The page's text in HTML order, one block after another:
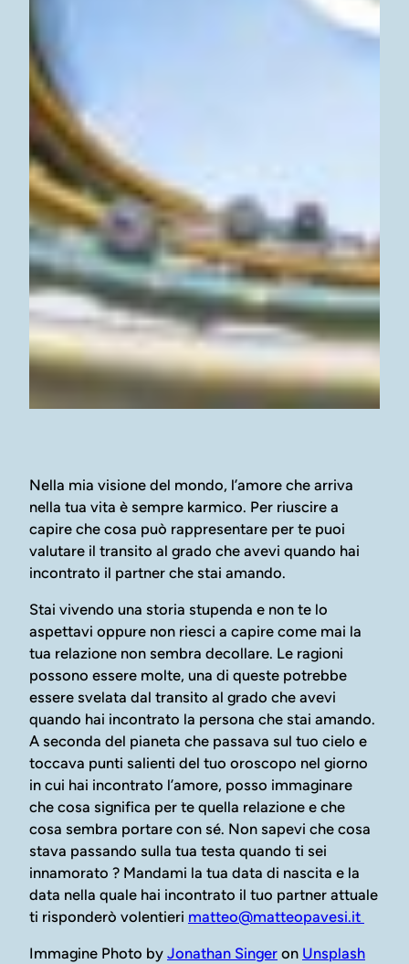
Nella mia visione del mondo, l’amore che arriva
nella tua vita è sempre karmico. Per riuscire a
capire che cosa può rappresentare per te puoi
valutare il transito al grado che avevi quando hai
incontrato il partner che stai amando.
Stai vivendo una storia stupenda e non te lo
aspettavi oppure non riesci a capire come mai la
tua relazione non sembra decollare. Le ragioni
possono essere molte, una di queste potrebbe
essere svelata dal transito al grado che avevi
quando hai incontrato la persona che stai amando.
A seconda del pianeta che passava sul tuo cielo e
toccava punti salienti del tuo oroscopo nel giorno
in cui hai incontrato l’amore, posso immaginare
che cosa significa per te quella relazione e che
cosa sembra portare con sé. Non sapevi che cosa
stava passando sulla tua testa quando ti sei
innamorato ? Mandami la tua data di nascita e la
data nella quale hai incontrato il tuo partner attuale
ti risponderò volentieri matteo@matteopavesi.it
Immagine Photo by Jonathan Singer on Unsplash